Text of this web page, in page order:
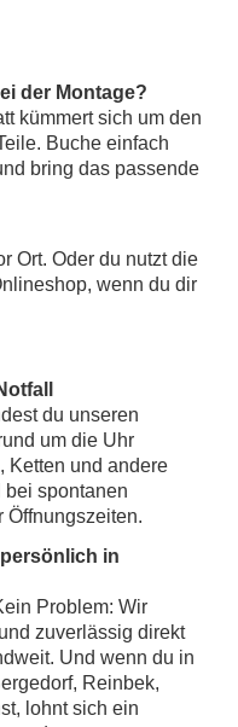
der Montage?
kümmert sich um den
Buche einfach
bring das passende
Ort. Oder du nutzt die
wenn du dir
du unseren
um die Uhr
Ketten und andere
spontanen
Öffnungszeiten.
in
Problem: Wir
zuverlässig direkt
Und wenn du in
Reinbek,
lohnt sich ein